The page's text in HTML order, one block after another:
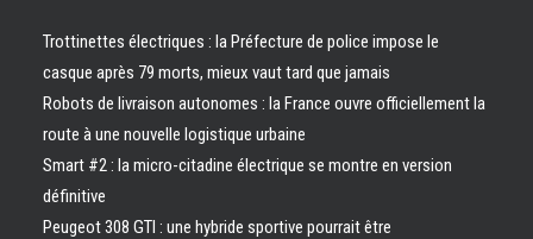
Trottinettes électriques : la Préfecture de police impose le
casque après 79 morts, mieux vaut tard que jamais
Robots de livraison autonomes : la France ouvre officiellement la
route à une nouvelle logistique urbaine
Smart #2 : la micro-citadine électrique se montre en version
définitive
Peugeot 308 GTI : une hybride sportive pourrait être